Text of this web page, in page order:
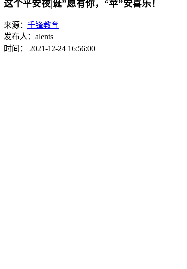
这个平安夜|诞”愿有你，“苹”安喜乐！
来源： 千锋教育
发布人：alents
时间： 2021-12-24 16:56:00